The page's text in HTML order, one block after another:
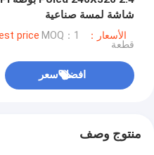
شاشة لمسة صناعية
الأسعار：Please contact us for latest price MOQ：1
قطعة
افضل سعر
منتوج وصف